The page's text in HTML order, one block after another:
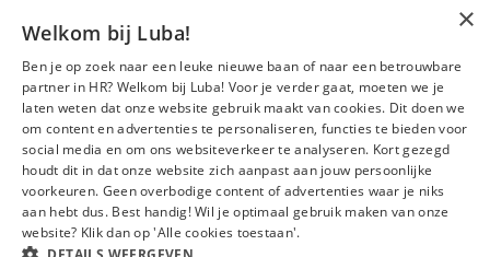
Werken bij Luba
Voor werkgevers
Mijn Luba
Contact
InstagramFacebookLinkedIn YouTube
×
Welkom bij Luba!
Ben je op zoek naar een leuke nieuwe baan of naar een betrouwbare
partner in HR? Welkom bij Luba! Voor je verder gaat, moeten we je
laten weten dat onze website gebruik maakt van cookies. Dit doen we
om content en advertenties te personaliseren, functies te bieden voor
social media en om ons websiteverkeer te analyseren. Kort gezegd
houdt dit in dat onze website zich aanpast aan jouw persoonlijke
voorkeuren. Geen overbodige content of advertenties waar je niks
aan hebt dus. Best handig! Wil je optimaal gebruik maken van onze
website? Klik dan op 'Alle cookies toestaan'.